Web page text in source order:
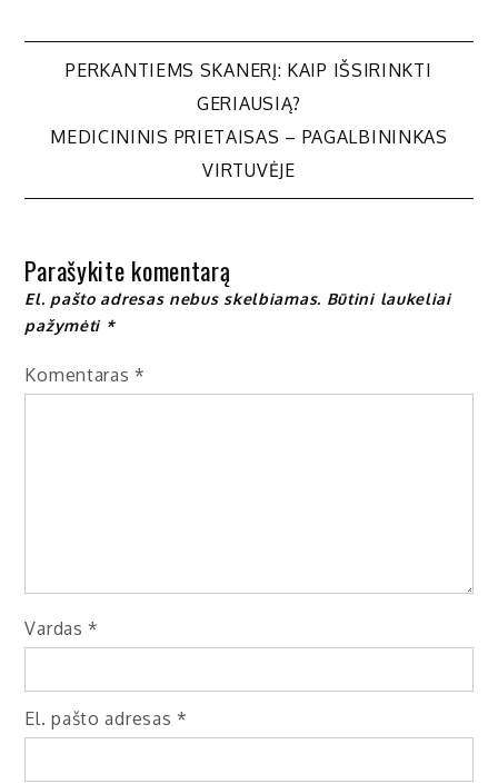
Navigacija
tarp
įrašų
PERKANTIEMS SKANERĮ: KAIP IŠSIRINKTI
GERIAUSIĄ?
MEDICININIS PRIETAISAS – PAGALBININKAS
VIRTUVĖJE
Parašykite komentarą
El. pašto adresas nebus skelbiamas. Būtini laukeliai
pažymėti *
Komentaras *
Vardas *
El. pašto adresas *